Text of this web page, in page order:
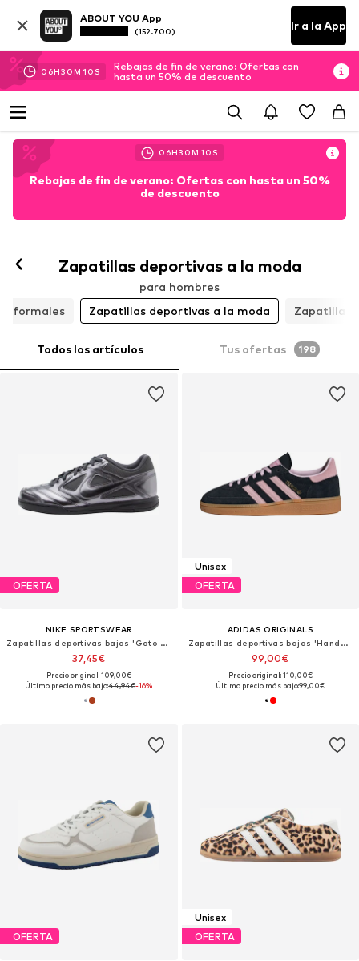
ABOUT YOU App
(152.700) Ir a la App
06H30M 09 S
Rebajas de fin de verano: Ofertas con
hasta un 50% de descuento
06H30M 09 S
Rebajas de fin de verano: Ofertas con hasta un 50%
de descuento
Zapatillas deportivas a la moda
para hombres
informales
Zapatillas deportivas a la moda Zapatillas
Todos los artículos Tus ofertas 198
OFERTA
NIKE SPORTSWEAR
Zapatillas deportivas bajas 'Gato LV8'
37,45€
Precio original: 109,00€
Último precio más bajo:44,94€-16%
Unisex
OFERTA
ADIDAS ORIGINALS
Zapatillas deportivas bajas 'Handball Spezial'
99,00€
Precio original: 110,00€
Último precio más bajo:99,00€
OFERTA
Unisex
OFERTA